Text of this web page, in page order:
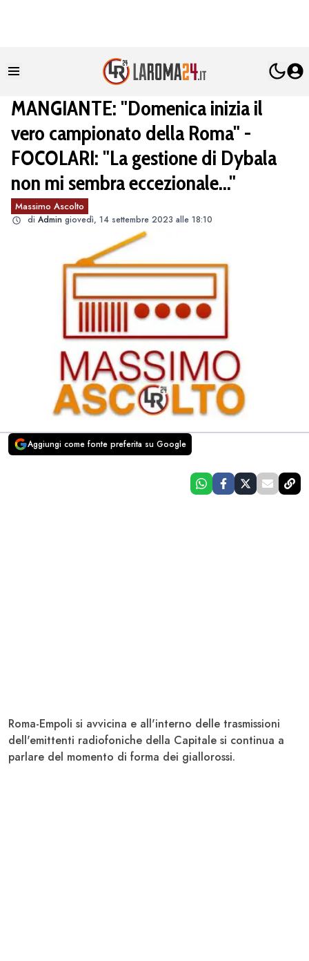
MANGIANTE: "Domenica inizia il
vero campionato della Roma" -
FOCOLARI: "La gestione di Dybala
non mi sembra eccezionale..."
Massimo Ascolto
di Admin giovedì, 14 settembre 2023 alle 18:10
Aggiungi come fonte preferita su Google
Roma-Empoli si avvicina e all'interno delle trasmissioni
dell'emittenti radiofoniche della Capitale si continua a
parlare del momento di forma dei giallorossi.